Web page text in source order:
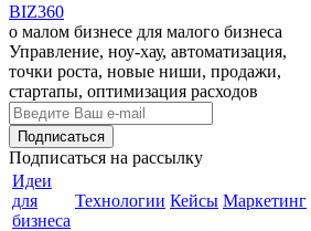
BIZ360
о малом бизнесе для малого бизнеса
Управление, ноу-хау, автоматизация,
точки роста, новые ниши, продажи,
стартапы, оптимизация расходов
Подписаться на рассылку
Идеи
для
бизнеса
Технологии Кейсы Маркетинг